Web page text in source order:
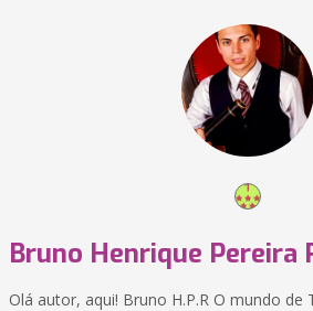
Bruno Henrique Pereira
Olá autor, aqui! Bruno H.P.R O mundo de